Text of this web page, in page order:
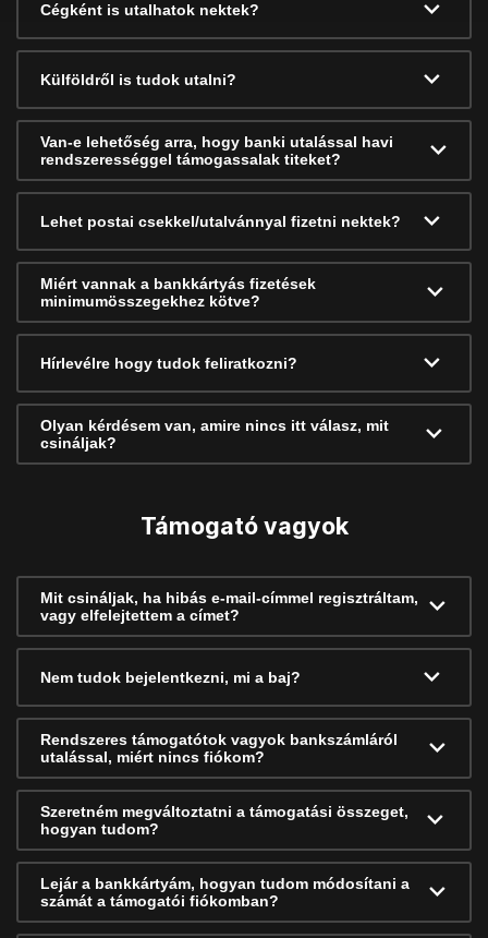
Cégként is utalhatok nektek?
Külföldről is tudok utalni?
Van-e lehetőség arra, hogy banki utalással havi
rendszerességgel támogassalak titeket?
Lehet postai csekkel/utalvánnyal fizetni nektek?
Miért vannak a bankkártyás fizetések
minimumösszegekhez kötve?
Hírlevélre hogy tudok feliratkozni?
Olyan kérdésem van, amire nincs itt válasz, mit
csináljak?
Támogató vagyok
Mit csináljak, ha hibás e-mail-címmel regisztráltam,
vagy elfelejtettem a címet?
Nem tudok bejelentkezni, mi a baj?
Rendszeres támogatótok vagyok bankszámláról
utalással, miért nincs fiókom?
Szeretném megváltoztatni a támogatási összeget,
hogyan tudom?
Lejár a bankkártyám, hogyan tudom módosítani a
számát a támogatói fiókomban?